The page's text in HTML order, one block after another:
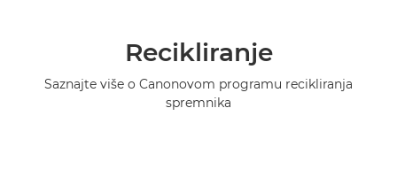
Recikliranje
Saznajte više o Canonovom programu recikliranja
spremnika